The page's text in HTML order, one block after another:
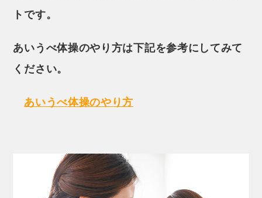
トです。
あいうべ体操のやり方は下記を参考にしてみて
ください。
あいうべ体操のやり方